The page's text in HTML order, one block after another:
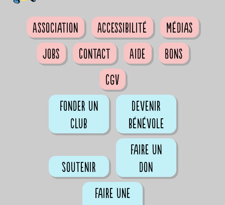
Association Accessibilité
Médias
Jobs
Contact Aide
Bons
CGV
Fonder un
club
Devenir
bénévole
Soutenir
Faire un
don
Faire une